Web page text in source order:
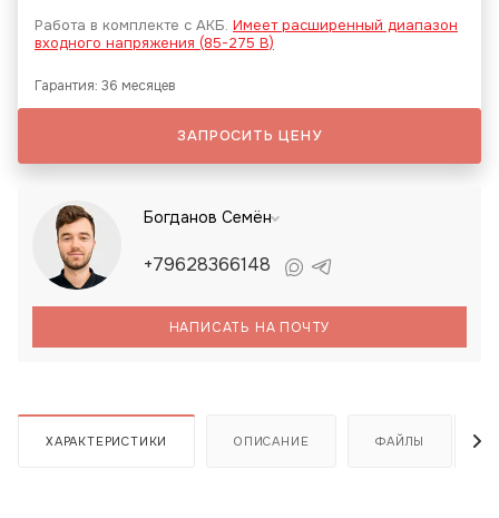
Работа в комплекте с АКБ. Имеет расширенный диапазон
входного напряжения (85-275 В)
Гарантия: 36 месяцев
ЗАПРОСИТЬ ЦЕНУ
Богданов Семён
+79628366148
НАПИСАТЬ НА ПОЧТУ
ХАРАКТЕРИСТИКИ ОПИСАНИЕ ФАЙЛЫ